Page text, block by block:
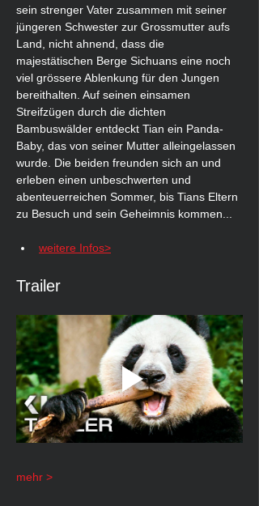
sein strenger Vater zusammen mit seiner
jüngeren Schwester zur Grossmutter aufs
Land, nicht ahnend, dass die
majestätischen Berge Sichuans eine noch
viel grössere Ablenkung für den Jungen
bereithalten. Auf seinen einsamen
Streifzügen durch die dichten
Bambuswälder entdeckt Tian ein Panda-
Baby, das von seiner Mutter alleingelassen
wurde. Die beiden freunden sich an und
erleben einen unbeschwerten und
abenteuerreichen Sommer, bis Tians Eltern
zu Besuch und sein Geheimnis kommen...
weitere Infos>
Trailer
mehr >